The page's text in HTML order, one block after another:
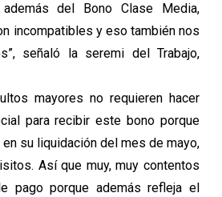
del Bono Clase Media,
incompatibles y eso también nos
señaló la seremi del Trabajo,
mayores no requieren hacer
para recibir este bono porque
su liquidación del mes de mayo,
Así que muy, muy contentos
pago porque además refleja el